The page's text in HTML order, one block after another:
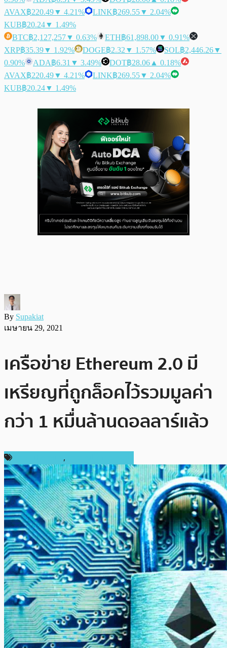
AVAX฿220.49▼ 4.21% LINK฿269.55▼ 2.04%
KUB฿20.24▼ 1.49%
BTC฿2,127,257▼ 0.63% ETH฿61,898.00▼ 0.91%
XRP฿35.39▼ 1.92% DOGE฿2.32 ▼ 1.57% SOL฿2,446.26▼
0.90%
ADA฿6.31 ▼ 3.49% DOT฿28.06 ▲ 0.18%
AVAX฿220.49▼ 4.21% LINK฿269.55▼ 2.04%
KUB฿20.24▼ 1.49%
By Supakiat
เมษายน 29, 2021
เครือข่าย Ethereum 2.0 มี
เหรียญที่ถูกล็อคไว้รวมมูลค่า
กว่า 1 หมื่นล้านดอลลาร์แล้ว
,